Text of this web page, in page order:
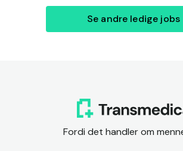
Se andre ledige jobs
Fordi det handler om